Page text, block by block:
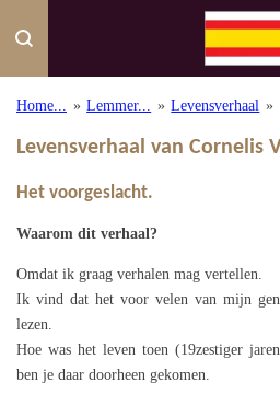
direct
de
Home... » Lemmer... » Levensverhaal »
Levensverhaal van Cornelis
Het voorgeslacht.
Waarom dit verhaal?
Omdat ik graag verhalen mag vertellen.
Ik vind dat het voor velen van mijn
lezen.
Hoe was het leven toen (19zestiger
ben je daar doorheen gekomen.